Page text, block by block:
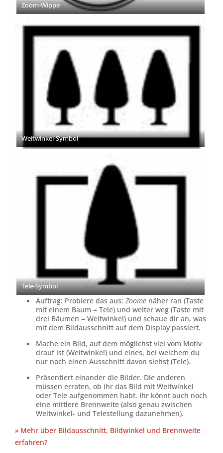
Zoom-Wippe
Weitwinkel-Symbol
Tele-Symbol
Auftrag: Probiere das aus: Zoome näher ran (Taste
mit einem Baum = Tele) und weiter weg (Taste mit
drei Bäumen = Weitwinkel) und schaue dir an, was
mit dem Bildausschnitt auf dem Display passiert.
Mache ein Bild, auf dem möglichst viel vom Motiv
drauf ist (Weitwinkel) und eines, bei welchem du
nur noch einen Ausschnitt davon siehst (Tele).
Präsentiert einander die Bilder. Die anderen
müssen erraten, ob ihr das Bild mit Weitwinkel
oder Tele aufgenommen habt. Ihr könnt auch noch
eine mittlere Brennweite (also genau zwischen
Weitwinkel- und Telestellung dazunehmen).
» Mehr über Bildausschnitt, Bildwinkel und Brennweite
erfahren?